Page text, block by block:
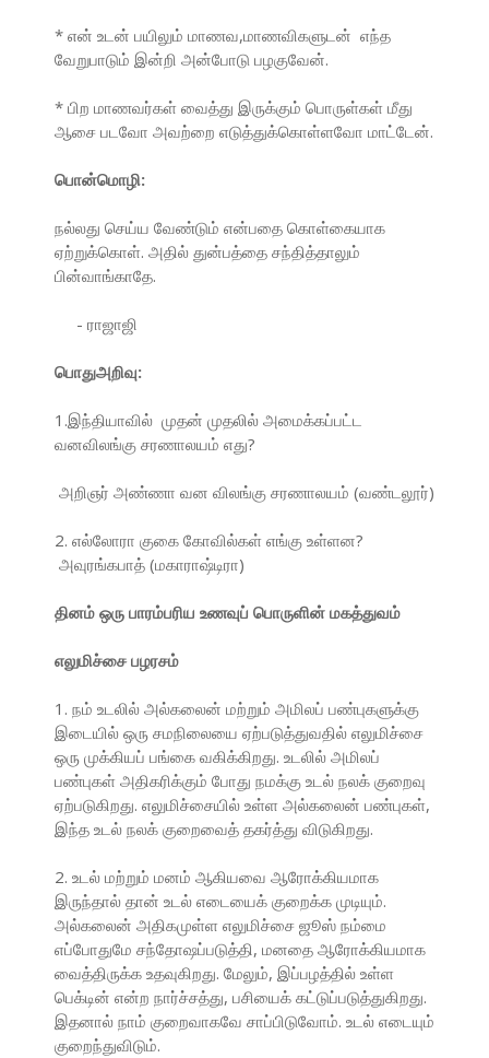
* என் உடன் பயிலும் மாணவ,மாணவிகளுடன் எந்த
வேறுபாடும் இன்றி அன்போடு பழகுவேன்.
* பிற மாணவர்கள் வைத்து இருக்கும் பொருள்கள் மீது
ஆசை படவோ அவற்றை எடுத்துக்கொள்ளவோ மாட்டேன்.
பொன்மொழி:
நல்லது செய்ய வேண்டும் என்பதை கொள்கையாக
ஏற்றுக்கொள். அதில் துன்பத்தை சந்தித்தாலும்
பின்வாங்காதே.
- ராஜாஜி
பொதுஅறிவு:
1.இந்தியாவில் முதன் முதலில் அமைக்கப்பட்ட
வனவிலங்கு சரணாலயம் எது?
அறிஞர் அண்ணா வன விலங்கு சரணாலயம் (வண்டலூர்)
2. எல்லோரா குகை கோவில்கள் எங்கு உள்ளன?
அவுரங்கபாத் (மகாராஷ்டிரா)
தினம் ஒரு பாரம்பரிய உணவுப் பொருளின் மகத்துவம்
எலுமிச்சை பழரசம்
1. நம் உடலில் அல்கலைன் மற்றும் அமிலப் பண்புகளுக்கு
இடையில் ஒரு சமநிலையை ஏற்படுத்துவதில் எலுமிச்சை
ஒரு முக்கியப் பங்கை வகிக்கிறது. உடலில் அமிலப்
பண்புகள் அதிகரிக்கும் போது நமக்கு உடல் நலக் குறைவு
ஏற்படுகிறது. எலுமிச்சையில் உள்ள அல்கலைன் பண்புகள்,
இந்த உடல் நலக் குறைவைத் தகர்த்து விடுகிறது.
2. உடல் மற்றும் மனம் ஆகியவை ஆரோக்கியமாக
இருந்தால் தான் உடல் எடையைக் குறைக்க முடியும்.
அல்கலைன் அதிகமுள்ள எலுமிச்சை ஜூஸ் நம்மை
எப்போதுமே சந்தோஷப்படுத்தி, மனதை ஆரோக்கியமாக
வைத்திருக்க உதவுகிறது. மேலும், இப்பழத்தில் உள்ள
பெக்டின் என்ற நார்ச்சத்து, பசியைக் கட்டுப்படுத்துகிறது.
இதனால் நாம் குறைவாகவே சாப்பிடுவோம். உடல் எடையும்
குறைந்துவிடும்.